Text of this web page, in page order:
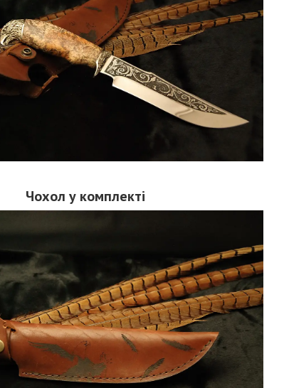
Чохол у комплекті